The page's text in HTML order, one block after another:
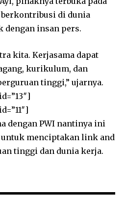
di dunia
dengan insan pers.
kita. Kerjasama dapat
kurikulum, dan
tinggi,” ujarnya.
dengan PWI nantinya ini
untuk menciptakan link and
tinggi dan dunia kerja.